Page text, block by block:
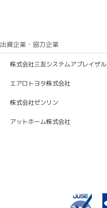
出資企業・協力企業
株式会社三友システムアプレイザル
エアロトヨタ株式会社
株式会社ゼンリン
アットホーム株式会社